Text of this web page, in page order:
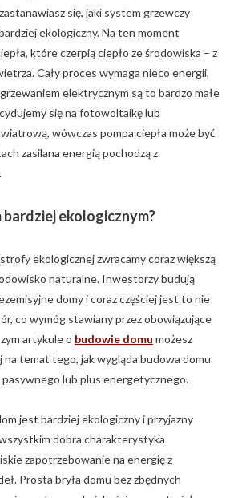
się, jaki system grzewczy
ekologiczny. Na ten moment
które czerpią ciepło ze środowiska – z
Cały proces wymaga nieco energii,
elektrycznym są to bardzo małe
się na fotowoltaikę lub
wówczas pompa ciepła może być
zasilana energią pochodzą z
bardziej ekologicznym?
ekologicznej zwracamy coraz większą
naturalne. Inwestorzy budują
domy i coraz częściej jest to nie
co wymóg stawiany przez obowiązujące
artykule o budowie domu możesz
na temat tego, jak wygląda budowa domu
lub plus energetycznego.
jest bardziej ekologiczny i przyjazny
dobra charakterystyka
zapotrzebowanie na energię z
Prosta bryła domu bez zbędnych